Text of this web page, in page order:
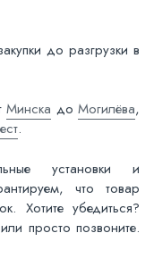
до разгрузки в
Минска доМогилёва,
.
установки и
что товар
убедиться?
или просто позвоните.